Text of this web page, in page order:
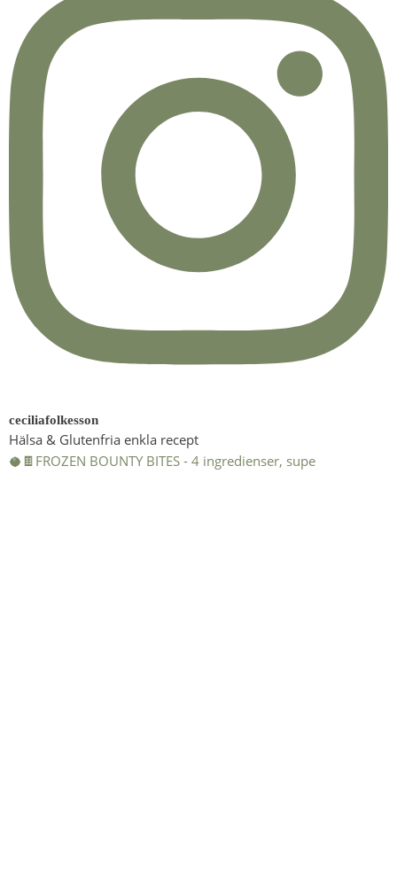
ceciliafolkesson
Hälsa & Glutenfria enkla recept
🥥🍫FROZEN BOUNTY BITES - 4 ingredienser, supe